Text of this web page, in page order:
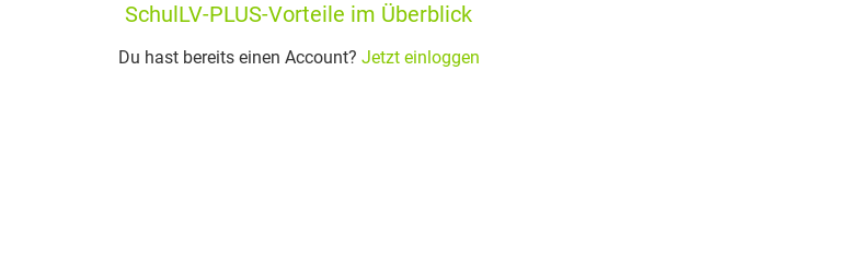
SchulLV-PLUS-Vorteile im Überblick
Du hast bereits einen Account? Jetzt einloggen